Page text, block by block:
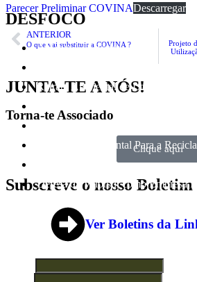
Parecer Preliminar COVINADescarregar
ANTERIOR
O que vai substituir a COVINA ?
Projeto
JUNTA-TE A NÓS!
Torna-te Associado
Clique aqui
Subscreve o nosso Boletim
Ver Boletins da
DESFOCO
A Água é de Todos
Conselho Consultivo Parque
Retrato Ambiental de Loures
Plataforma Ambiental Para a
Defesa da Valorsul como Empresa